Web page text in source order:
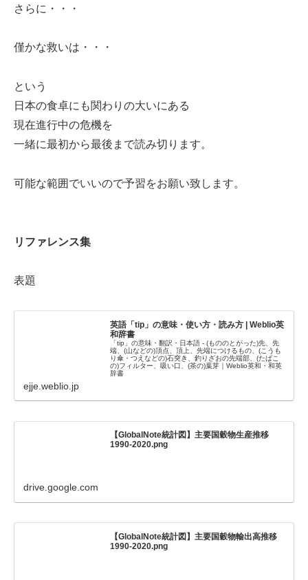
さらに・・・
僅かな救いは・・・
という
日本の食卓にも関わりの大いにある
現在進行中の危機を
一緒に最初から最後まで読み切ります。
可能な範囲でいいので予習をお願い致します。
リファレンス集
表題
英語「tip」の意味・使い方・読み方 | Weblio英
和辞書
「tip」の意味・翻訳・日本語 - (もののとがった)先、先
端、(山などの)頂点、頂上、先端につけるもの、(こうも
り傘・つえなどの)石突き、釣りざおの先端部、(たばこ
の)フィルター、吸い口、(茶の)葉芽｜Weblio英和・和英
辞書
ejje.weblio.jp
【GlobalNote統計図】主要国穀物生産推移
1990-2020.png
drive.google.com
【GlobalNote統計図】主要国穀物輸出高推移
1990-2020.png